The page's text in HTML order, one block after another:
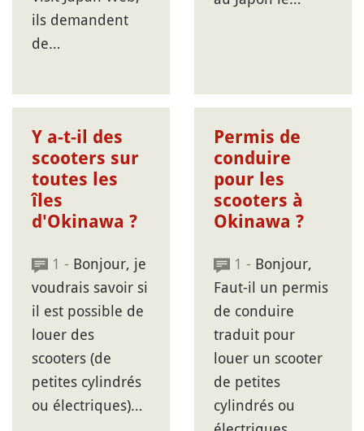
ils demandent
de…
Y a-t-il des
scooters sur
toutes les
îles
d'Okinawa ?
1 - Bonjour, je
voudrais savoir si
il est possible de
louer des
scooters (de
petites cylindrés
ou électriques)…
Permis de
conduire
pour les
scooters à
Okinawa ?
1 - Bonjour,
Faut-il un permis
de conduire
traduit pour
louer un scooter
de petites
cylindrés ou